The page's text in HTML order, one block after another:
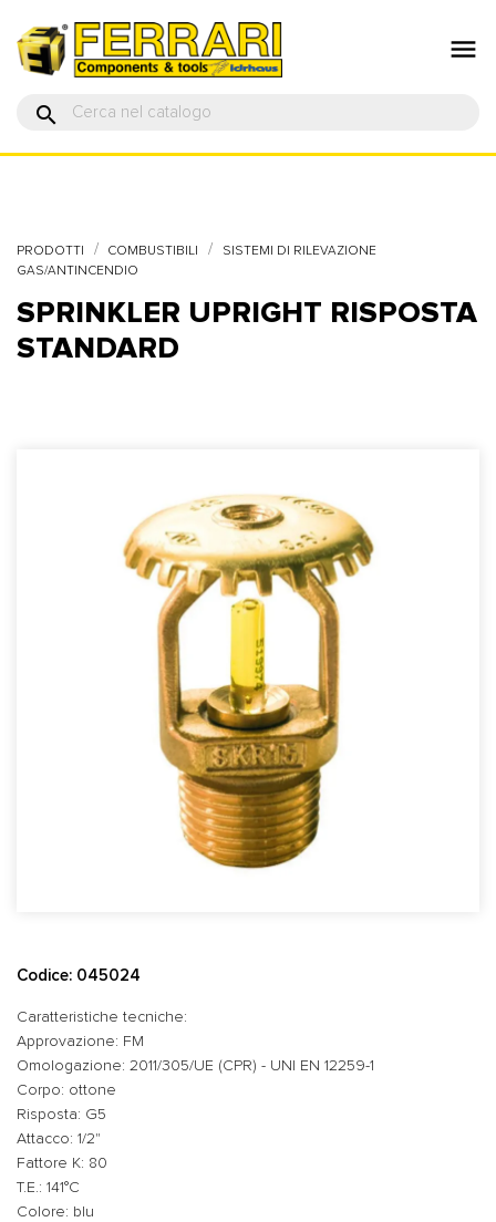

search
PRODOTTI COMBUSTIBILI
SISTEMI DI RILEVAZIONE
GAS/ANTINCENDIO
SPRINKLER UPRIGHT RISPOSTA
STANDARD
Codice: 045024
Caratteristiche tecniche:
Approvazione: FM
Omologazione: 2011/305/UE (CPR) - UNI EN 12259-1
Corpo: ottone
Risposta: G5
Attacco: 1/2"
Fattore K: 80
T.E.: 141°C
Colore: blu